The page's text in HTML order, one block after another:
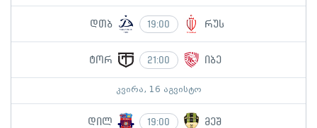
დთბ 19:00 რუს
ტორ 21:00 იბე
კვირა, 16 აგვისტო
დილ 19:00 მეშ